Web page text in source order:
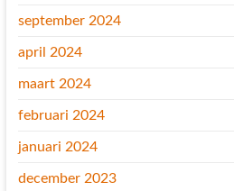
september 2024
april 2024
maart 2024
februari 2024
januari 2024
december 2023